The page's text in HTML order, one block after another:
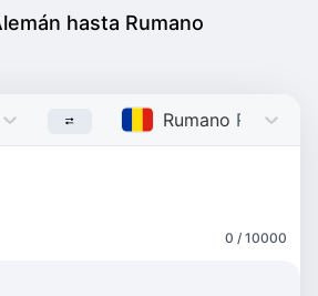
hasta Rumano
Rumano Romanian
0 / 10000